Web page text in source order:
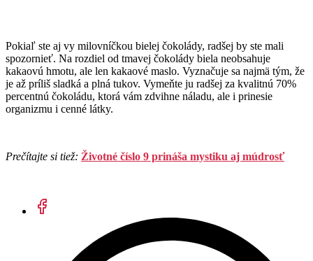
Pokiaľ ste aj vy milovníčkou bielej čokolády, radšej by ste mali
spozornieť. Na rozdiel od tmavej čokolády biela neobsahuje
kakaovú hmotu, ale len kakaové maslo. Vyznačuje sa najmä tým, že
je až príliš sladká a plná tukov. Vymeňte ju radšej za kvalitnú 70%
percentnú čokoládu, ktorá vám zdvihne náladu, ale i prinesie
organizmu i cenné látky.
Prečítajte si tiež: Životné číslo 9 prináša mystiku aj múdrosť